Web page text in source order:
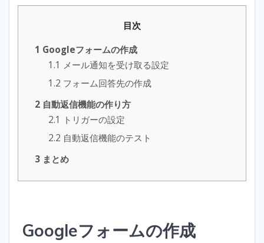
目次
1 Googleフォームの作成
1.1 メール通知を受け取る設定
1.2 フォーム回答先の作成
2 自動返信機能の作り方
2.1
トリガーの設定
2.2 自動返信機能のテスト
3 まとめ
Googleフォームの作成